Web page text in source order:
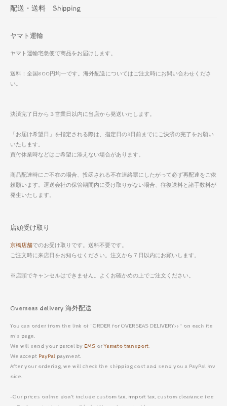
配送・送料 Shipping
ヤマト運輸
ヤマト運輸宅急便で商品をお届けします。
送料：全国800円均一です。海外配送についてはご注文時にお問い合わせくださ
い。
決済完了日から３営業日以内に当店から発送いたします。
「お届け希望日」を指定される際は、指定日の3日前までにご決済の完了をお願い
いたします。
買付休業時などはご希望に添えない場合があります。
商品配達時にご不在の場合、投函される不在連絡票にしたがって必ず再配達をご依
頼願います。運送会社の保管期間内に受け取りがない場合、往復送料と諸手数料が
発生いたします。
店頭受け取り
京橋店舗でのお受け取りです。送料不要です。
ご注文時に来店日をお知らせください。注文から７日以内にお願いします。
※店頭でキャンセルはできません。よくお確かめの上でご注文ください。
Overseas delivery 海外配送
You can order from the link of "ORDER for OVERSEAS DELIVERY>>" on each ite
m's page.
We will send your parcel by EMS orYamato transport.
We accept PayPal payment.
After your ordering, we will check the shipping cost and send you a PayPal inv
oice.
-Our prices online don’t include custom tax, import tax, custom clearance fee